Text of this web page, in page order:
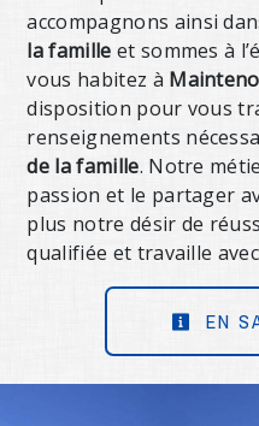
accompagnons ainsi
la famille et sommes à
vous habitez à
disposition pour vous
renseignements
de la famille. Notre
passion et le partager
plus notre désir de
qualifiée et travaille
EN